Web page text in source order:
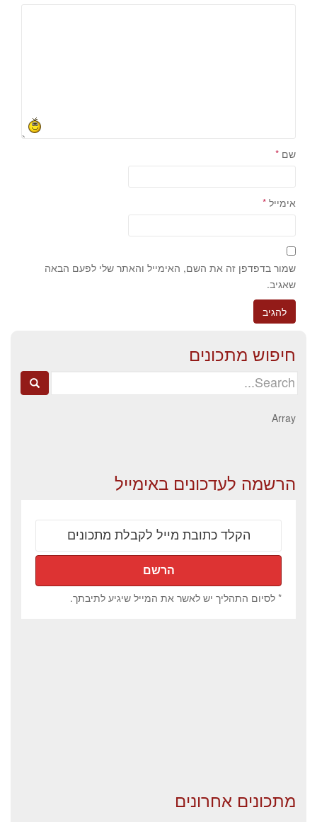
שם *
אימייל *
שמור בדפדפן זה את השם, האימייל והאתר שלי לפעם הבאה
שאגיב.
חיפוש מתכונים
Search
Array
הרשמה לעדכונים באימייל
* לסיום התהליך יש לאשר את המייל שיגיע לתיבתך.
מתכונים אחרונים